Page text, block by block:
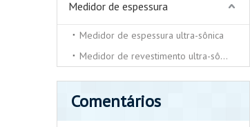
Medidor de espessura
Medidor de espessura ultra-sônica
Medidor de revestimento ultra-sônico
Comentários